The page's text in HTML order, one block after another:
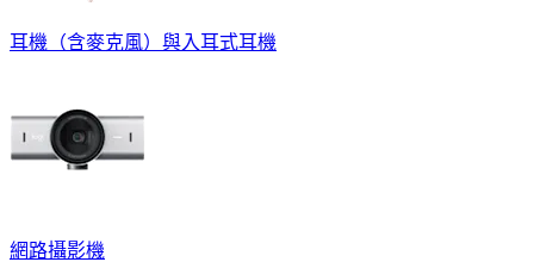
耳機（含麥克風）與入耳式耳機
網路攝影機